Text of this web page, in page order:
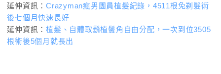
延伸資訊：Crazyman瘋男團員植髮紀錄，4511根免剃髮術
後七個月快速長好
延伸資訊：植髮、自體取鬍植鬢角自由分配，一次到位3505
根術後5個月就長出